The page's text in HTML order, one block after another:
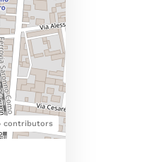
contributors